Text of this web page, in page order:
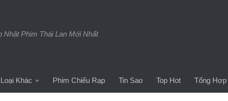
Nhật Phim Thái Lan Mới Nhất
Khác Phim Chiếu Rạp Tin Sao Top Hot Tổng Hợp